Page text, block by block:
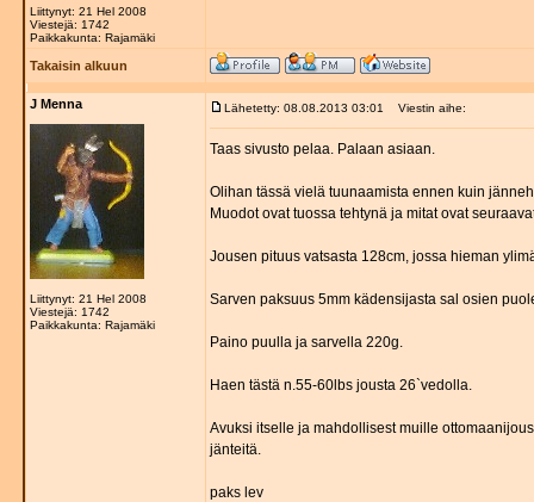
Liittynyt: 21 Hel 2008
Viestejä: 1742
Paikkakunta: Rajamäki
Takaisin alkuun
J Menna
Liittynyt: 21 Hel 2008
Viestejä: 1742
Paikkakunta: Rajamäki
Lähetetty: 08.08.2013 03:01 Viestin aihe:
Taas sivusto pelaa. Palaan asiaan.
Olihan tässä vielä tuunaamista ennen kuin
Muodot ovat tuossa tehtynä ja mitat ovat
Jousen pituus vatsasta 128cm, jossa hieman
Sarven paksuus 5mm kädensijasta sal osien
Paino puulla ja sarvella 220g.
Haen tästä n.55-60lbs jousta 26`vedolla.
Avuksi itselle ja mahdollisest muille
jänteitä.
paks lev